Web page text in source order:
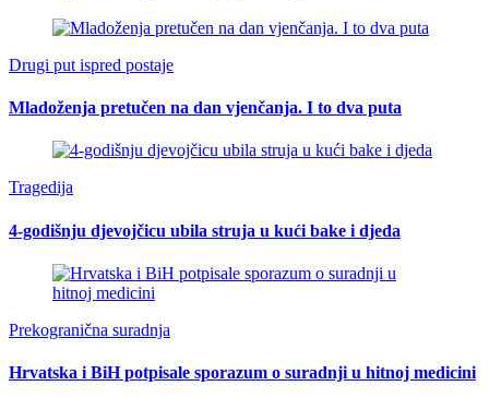
Drugi put ispred postaje
Mladoženja pretučen na dan vjenčanja. I to dva puta
Tragedija
4-godišnju djevojčicu ubila struja u kući bake i djeda
Prekogranična suradnja
Hrvatska i BiH potpisale sporazum o suradnji u hitnoj medicini